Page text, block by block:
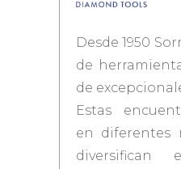
Desde 1950
de
de
Estas
en diferentes
diversifican